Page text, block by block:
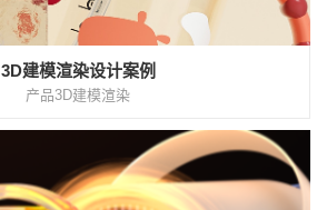
3D建模渲染设计案例
产品3D建模渲染